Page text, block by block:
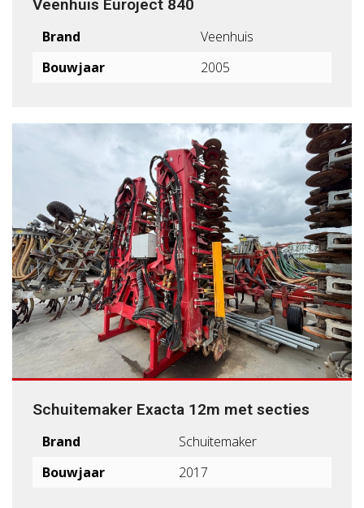
Veenhuis Euroject 840
Brand
Veenhuis
Bouwjaar
2005
Schuitemaker Exacta 12m met secties
Brand
Schuitemaker
Bouwjaar
2017